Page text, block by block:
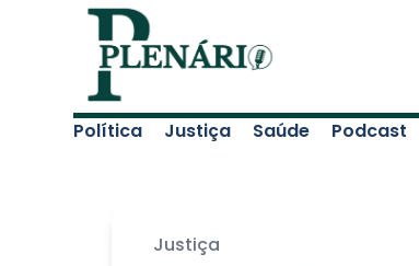
Política Justiça Saúde Podcast
Justiça